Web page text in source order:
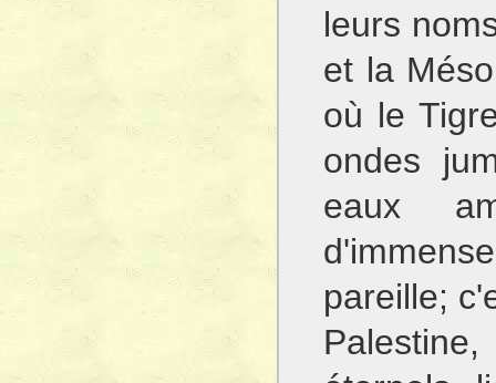
leurs
et la
où le
ondes
eaux
pareille;